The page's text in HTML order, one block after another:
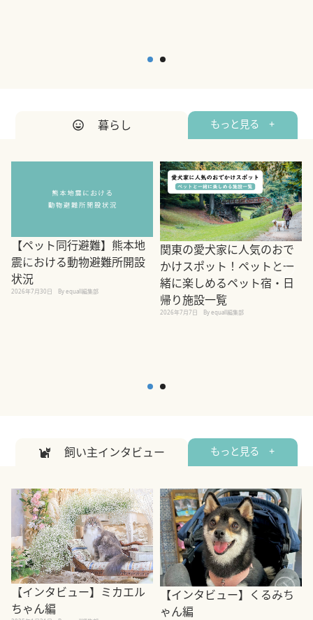
暮らし もっと見る +
【ペット同行避難】熊本地
震における動物避難所開設
状況
2026年7月30日 By equall編集部
関東の愛犬家に人気のおで
かけスポット！ペットと一
緒に楽しめるペット宿・日
帰り施設一覧
2026年7月7日 By equall編集部
飼い主インタビュー もっと見る +
【インタビュー】ミカエル
ちゃん編
【インタビュー】くるみち
ゃん編